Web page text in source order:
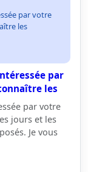
par votre
les
par
les
par votre
jours et les
Je vous